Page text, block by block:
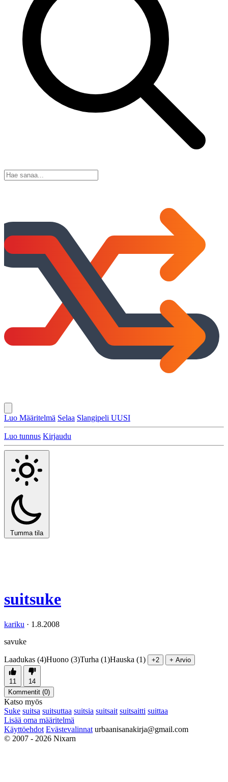
Luo Määritelmä Selaa Slangipeli UUSI
Luo tunnus Kirjaudu
Tumma tila
suitsuke
kariku · 1.8.2008
savuke
Laadukas (4)Huono (3)Turha (1)Hauska (1) +2 + Arvio
11
14
Kommentit (0)
Katso myös
Suke suitsa suitsuttaa suitsia suitsait suitsaitti suittaa
Lisää oma määritelmä
Käyttöehdot Evästevalinnat urbaanisanakirja@gmail.com
© 2007 - 2026 Nixarn